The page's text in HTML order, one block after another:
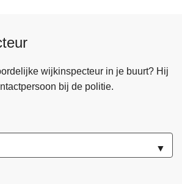
wijkinspecteur in je buurt? Hij
bij de politie.
▼